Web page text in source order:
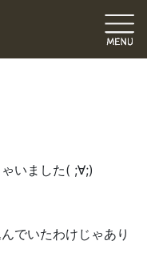
いました( ;∀;)
でいたわけじゃあり